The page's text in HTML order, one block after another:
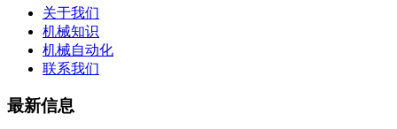
关于我们
机械知识
机械自动化
联系我们
最新信息